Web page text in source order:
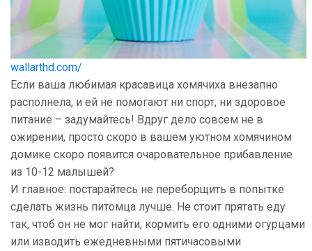
wallarthd.com/
Если ваша любимая красавица хомячиха внезапно
располнела, и ей не помогают ни спорт, ни здоровое
питание – задумайтесь! Вдруг дело совсем не в
ожирении, просто скоро в вашем уютном хомячином
домике скоро появится очаровательное прибавление
из 10-12 малышей?
И главное: постарайтесь не переборщить в попытке
сделать жизнь питомца лучше. Не стоит прятать еду
так, чтоб он не мог найти, кормить его одними огурцами
или изводить ежедневными пятичасовыми